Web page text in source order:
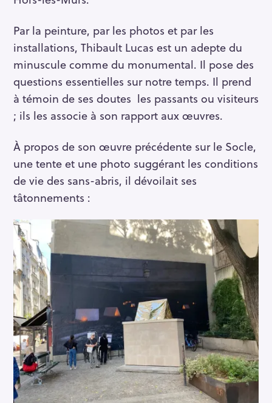
Par la peinture, par les photos et par les
installations, Thibault Lucas est un adepte du
minuscule comme du monumental. Il pose des
questions essentielles sur notre temps. Il prend
à témoin de ses doutes les passants ou visiteurs
; ils les associe à son rapport aux œuvres.
À propos de son œuvre précédente sur le Socle,
une tente et une photo suggérant les conditions
de vie des sans-abris, il dévoilait ses
tâtonnements :